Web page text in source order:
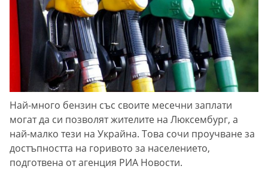
Най-много бензин със своите месечни заплати
могат да си позволят жителите на Люксембург, а
най-малко тези на Украйна. Това сочи проучване за
достъпността на горивото за населението,
подготвена от агенция РИА Новости.